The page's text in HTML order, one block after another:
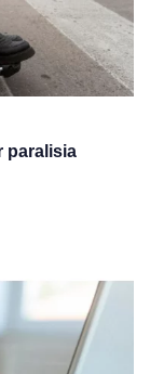
paralisia